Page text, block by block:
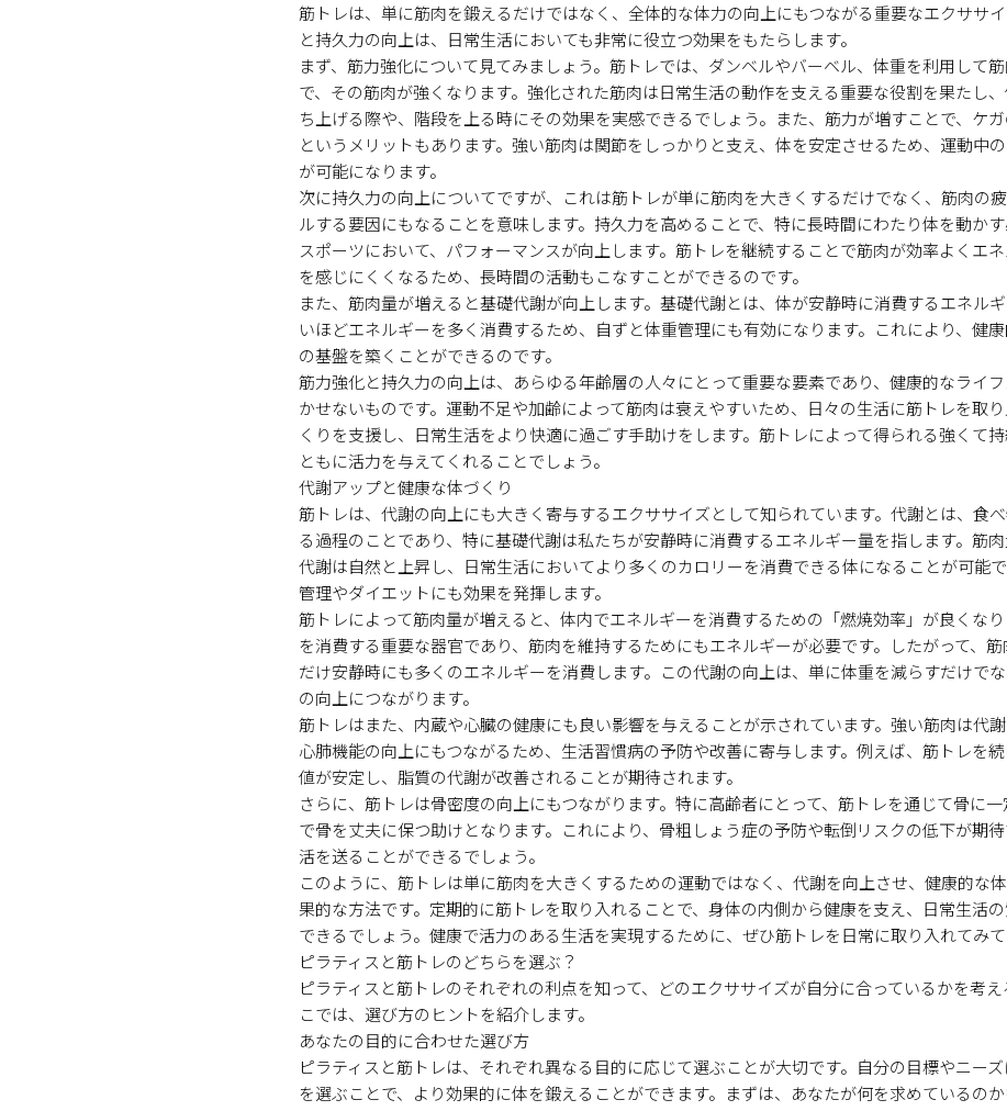
筋トレは、単に筋肉を鍛えるだけではなく、全体的な体力の向上にもつながる重要なエクササ
と持久力の向上は、日常生活においても非常に役立つ効果をもたらします。
まず、筋力強化について見てみましょう。筋トレでは、ダンベルやバーベル、体重を利用して
で、その筋肉が強くなります。強化された筋肉は日常生活の動作を支える重要な役割を果たし
ち上げる際や、階段を上る時にその効果を実感できるでしょう。また、筋力が増すことで、ケ
というメリットもあります。強い筋肉は関節をしっかりと支え、体を安定させるため、運動中
が可能になります。
次に持久力の向上についてですが、これは筋トレが単に筋肉を大きくするだけでなく、筋肉の
ルする要因にもなることを意味します。持久力を高めることで、特に長時間にわたり体を動か
スポーツにおいて、パフォーマンスが向上します。筋トレを継続することで筋肉が効率よくエ
を感じにくくなるため、長時間の活動もこなすことができるのです。
また、筋肉量が増えると基礎代謝が向上します。基礎代謝とは、体が安静時に消費するエネル
いほどエネルギーを多く消費するため、自ずと体重管理にも有効になります。これにより、健
の基盤を築くことができるのです。
筋力強化と持久力の向上は、あらゆる年齢層の人々にとって重要な要素であり、健康的なライ
かせないものです。運動不足や加齢によって筋肉は衰えやすいため、日々の生活に筋トレを取
くりを支援し、日常生活をより快適に過ごす手助けをします。筋トレによって得られる強くて
ともに活力を与えてくれることでしょう。
代謝アップと健康な体づくり
筋トレは、代謝の向上にも大きく寄与するエクササイズとして知られています。代謝とは、食
る過程のことであり、特に基礎代謝は私たちが安静時に消費するエネルギー量を指します。筋
代謝は自然と上昇し、日常生活においてより多くのカロリーを消費できる体になることが可能
管理やダイエットにも効果を発揮します。
筋トレによって筋肉量が増えると、体内でエネルギーを消費するための「燃焼効率」が良くな
を消費する重要な器官であり、筋肉を維持するためにもエネルギーが必要です。したがって、
だけ安静時にも多くのエネルギーを消費します。この代謝の向上は、単に体重を減らすだけで
の向上につながります。
筋トレはまた、内蔵や心臓の健康にも良い影響を与えることが示されています。強い筋肉は代
心肺機能の向上にもつながるため、生活習慣病の予防や改善に寄与します。例えば、筋トレを
値が安定し、脂質の代謝が改善されることが期待されます。
さらに、筋トレは骨密度の向上にもつながります。特に高齢者にとって、筋トレを通じて骨に
で骨を丈夫に保つ助けとなります。これにより、骨粗しょう症の予防や転倒リスクの低下が期
活を送ることができるでしょう。
このように、筋トレは単に筋肉を大きくするための運動ではなく、代謝を向上させ、健康的な
果的な方法です。定期的に筋トレを取り入れることで、身体の内側から健康を支え、日常生活
できるでしょう。健康で活力のある生活を実現するために、ぜひ筋トレを日常に取り入れてみて
ピラティスと筋トレのどちらを選ぶ？
ピラティスと筋トレのそれぞれの利点を知って、どのエクササイズが自分に合っているかを考
こでは、選び方のヒントを紹介します。
あなたの目的に合わせた選び方
ピラティスと筋トレは、それぞれ異なる目的に応じて選ぶことが大切です。自分の目標やニー
を選ぶことで、より効果的に体を鍛えることができます。まずは、あなたが何を求めているの